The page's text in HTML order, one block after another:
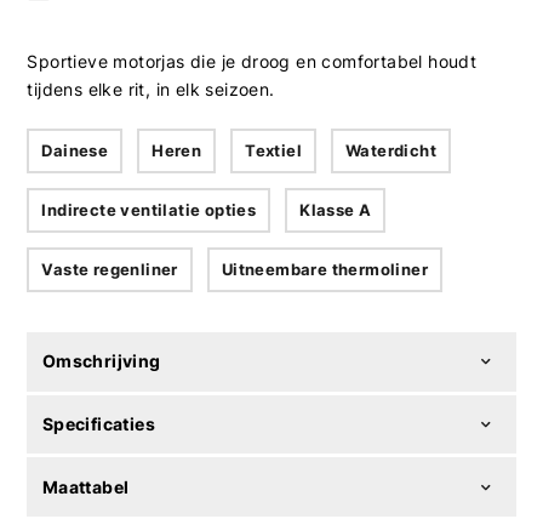
Sportieve motorjas die je droog en comfortabel houdt
tijdens elke rit, in elk seizoen.
Dainese Heren Textiel Waterdicht
Indirecte ventilatie opties Klasse A
Vaste regenliner Uitneembare thermoliner
Omschrijving
Specificaties
Maattabel